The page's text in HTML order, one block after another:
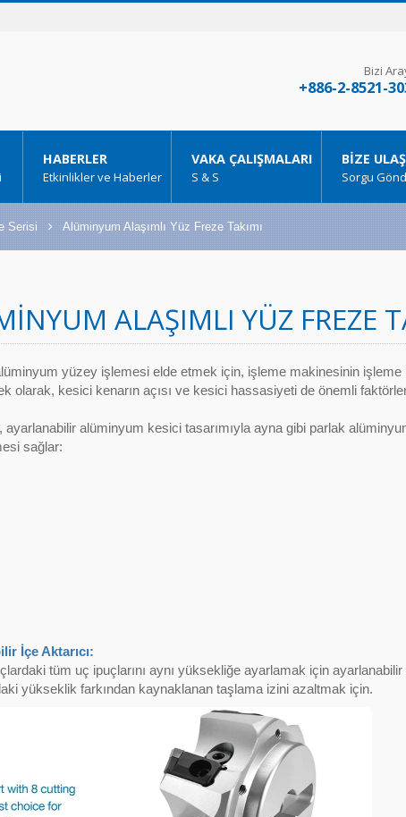
Bizi
+886-2-8521-
HABERLER
Etkinlikler ve Haberler
VAKA ÇALIŞMALARI
S & S
BIZE
Sorgu
Serisi Alüminyum Alaşımlı Yüz Freze Takımı
ALAŞIMLI YÜZ FREZE
yüzey işlemesi elde etmek için, işleme makinesinin işleme
olarak, kesici kenarın açısı ve kesici hassasiyeti de önemli
alüminyum kesici tasarımıyla ayna gibi parlak
sağlar:
İçe Aktarıcı:
tüm uç ipuçlarını aynı yüksekliğe ayarlamak için
yükseklik farkından kaynaklanan taşlama izini azaltmak için.